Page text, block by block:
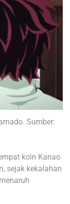
Sumber:
koin Kanao
sejak kekalahan